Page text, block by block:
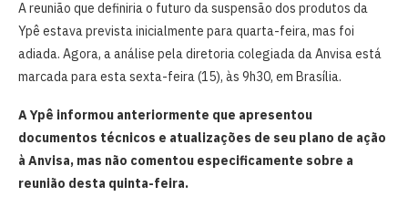
A reunião que definiria o futuro da suspensão dos produtos da
Ypê estava prevista inicialmente para quarta-feira, mas foi
adiada. Agora, a análise pela diretoria colegiada da Anvisa está
marcada para esta sexta-feira (15), às 9h30, em Brasília.
A Ypê informou anteriormente que apresentou
documentos técnicos e atualizações de seu plano de ação
à Anvisa, mas não comentou especificamente sobre a
reunião desta quinta-feira.